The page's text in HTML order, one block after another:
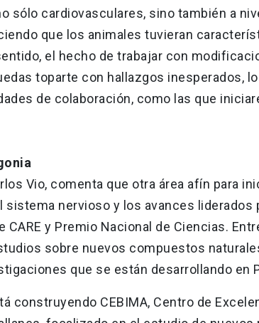
sólo cardiovasculares, sino también a
que los animales tuvieran
el hecho de trabajar con
toparte con hallazgos inesperados,
de colaboración, como las que
Vio, comenta que otra área afín para
sistema nervioso y los avances liderados
CARE y Premio Nacional de Ciencias.
sobre nuevos compuestos
que se están desarrollando en
construyendo CEBIMA, Centro de